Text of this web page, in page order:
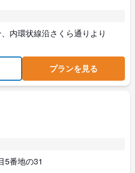
内環状線沿さくら通りより
プランを見る
5番地の31